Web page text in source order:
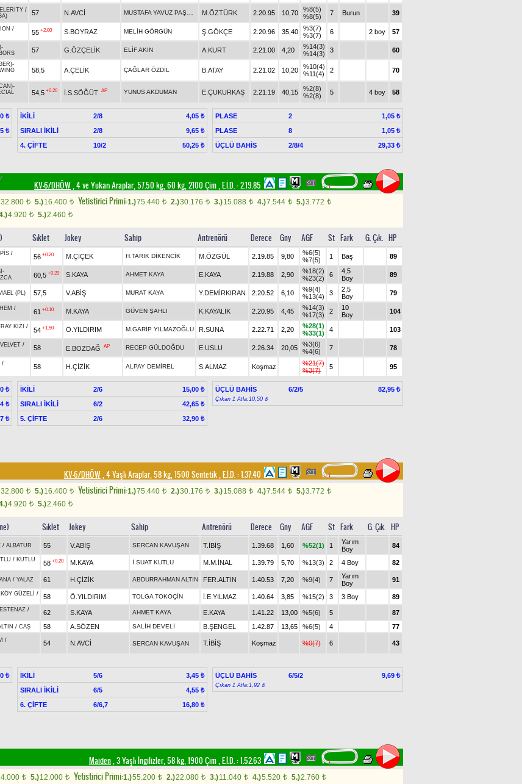
/
57 N.AVCİ M.ÖZTÜRK 2.20.95 10,70
%8(5)
%8(5)
7 Burun 39
/
55 +2.00 S.BOYRAZ MELİH GÖRGÜN Ş.GÖKÇE 2.20.96 35,40
%3(7)
%3(7)
6 2 boy 57
-
BORS 57 G.ÖZÇELİK ELİF AKIN A.KURT 2.21.00 4,20
%14(3)
%14(3)
3 60
-
58,5 A.ÇELİK ÇAĞLAR ÖZDİL B.ATAY 2.21.02 10,20
%10(4)
%11(4)
2 70
-
54,5 +0.20 İ.S.SÖĞÜT AP YUNUS AKDUMAN E.ÇUKURKAŞ 2.21.19 40,15
%2(8)
%2(8)
5 4 boy 58
₺
₺
İKİLİ 2/8
4,05 ₺
SIRALI İKİLİ
2/8
9,65 ₺
4. ÇİFTE
10/2 50,25 ₺
PLASE 2
1,05 ₺
PLASE
8
1,05 ₺
ÜÇLÜ BAHİS
2/8/4 29,33 ₺
KV-6/DHÖW, 4 ve Yukarı Araplar, 57.50 kg, 60 kg, 2100 Çim,E.İ.D. :2.19.85
32.800 t 5.)16.400 t Yetistirici Primi:1.)75.440 t 2.)30.176 t 3.)15.088 t 4.)7.544 t 5.)3.772 t
4.920 t 5.)2.460 t
Sıklet Jokey Sahip Antrenörü Derece Gny AGF St Fark G. Çık. HP
/
56 +0.20 M.ÇİÇEK H.TARIK DİKENCİK M.ÖZGÜL 2.19.85 9,80
%6(5)
%7(5)
1 Baş 89
-
60,5 +0.20 S.KAYA AHMET KAYA E.KAYA 2.19.88 2,90
%18(2)
%23(2)
6
4,5
Boy
89
(PL) 57,5 V.ABİŞ MURAT KAYA Y.DEMİRKIRAN 2.20.52 6,10
%9(4)
%13(4)
3
2,5
Boy
79
/
61 +0.10 M.KAYA GÜVEN ŞAHLI K.KAYALIK 2.20.95 4,45
%14(3)
%17(3)
2
10
Boy
104
KIZI /
54 +1.50 Ö.YILDIRIM M.GARİP YILMAZOĞLU R.SUNA 2.22.71 2,20
%28(1)
%33(1)
4 103
/
58 E.BOZDAĞ AP RECEP GÜLDOĞDU E.USLU 2.26.34 20,05
%3(6)
%4(6)
7 78
/
58 H.ÇİZİK ALPAY DEMİREL S.ALMAZ Koşmaz
%21(7)
%3(7)
5 95
₺
₺
₺
İKİLİ 2/6
15,00 ₺
SIRALI İKİLİ
6/2
42,65 ₺
5. ÇİFTE
2/6 32,90 ₺
ÜÇLÜ BAHİS 6/2/5 82,95 ₺
Çıkan 1 Atla:10,50 ₺
KV-6/DHÖW, 4 Yaşlı Araplar, 58 kg, 1500 Sentetik,E.İ.D. :1.37.40
32.800 t 5.)16.400 t Yetistirici Primi:1.)75.440 t 2.)30.176 t 3.)15.088 t 4.)7.544 t 5.)3.772 t
4.920 t 5.)2.460 t
Sıklet Jokey Sahip Antrenörü Derece Gny AGF St Fark G. Çık. HP
/ ALBATUR 55 V.ABİŞ SERCAN KAVUŞAN T.İBİŞ 1.39.68 1,60 %52(1) 1
Yarım
Boy
84
/ KUTLU
58 +0.20 M.KAYA İ.SUAT KUTLU M.M.İNAL 1.39.79 5,70 %13(3) 2 4 Boy 82
/ YALAZ 61 H.ÇİZİK ABDURRAHMAN ALTIN FER.ALTIN 1.40.53 7,20 %9(4) 7
Yarım
Boy
91
GÜZELİ
/
58 Ö.YILDIRIM TOLGA TOKOÇİN İ.E.YILMAZ 1.40.64 3,85 %15(2) 3 3 Boy 89
/
62 S.KAYA AHMET KAYA E.KAYA 1.41.22 13,00 %5(6) 5
87
/ CAŞ 58 A.SÖZEN SALİH DEVELİ B.ŞENGEL 1.42.87 13,65 %6(5) 4
77
/
54 N.AVCİ SERCAN KAVUŞAN T.İBİŞ Koşmaz %0(7) 6 43
₺ İKİLİ 5/6
3,45 ₺
SIRALI İKİLİ
6/5
4,55 ₺
6. ÇİFTE
6/6,7 16,80 ₺
ÜÇLÜ BAHİS 6/5/2 9,69 ₺
Çıkan 1 Atla:1,92 ₺
Maiden, 3 Yaşlı İngilizler, 58 kg, 1900 Çim,E.İ.D. :1.52.63
t 5.)12.000 t Yetistirici Primi:1.)55.200 t 2.)22.080 t 3.)11.040 t 4.)5.520 t 5.)2.760 t